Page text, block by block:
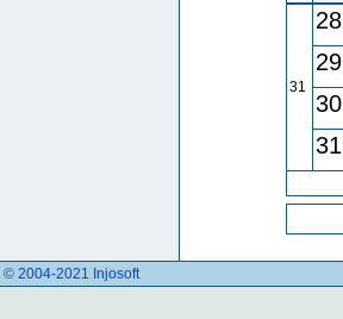
31
28
29
30
31
© 2004-2021 Injosoft